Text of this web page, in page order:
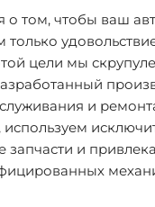
о том, чтобы ваш
только
цели мы
и
запчасти и